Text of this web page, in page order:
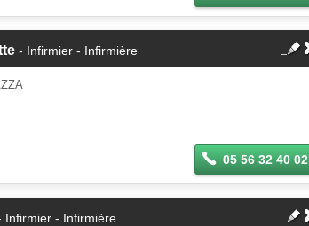
- Infirmier - Infirmière
05 56 32 40 02
Infirmier - Infirmière